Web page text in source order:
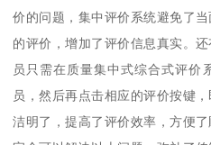
价的问题，集中评价系统避免了
的评价，增加了评价信息真实。
员只需在质量集中式综合式评价
员，然后再点击相应的评价按键
洁明了，提高了评价效率，方便